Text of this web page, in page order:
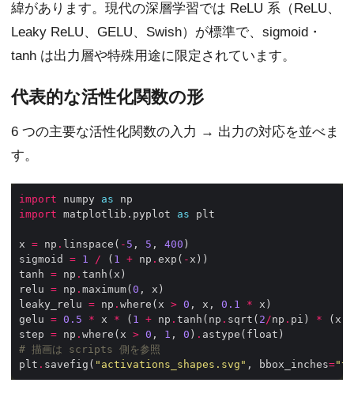
緯があります。現代の深層学習では ReLU 系（ReLU、
Leaky ReLU、GELU、Swish）が標準で、sigmoid・
tanh は出力層や特殊用途に限定されています。
代表的な活性化関数の形
6 つの主要な活性化関数の入力 → 出力の対応を並べま
す。
import numpy as
import matplotlib.pyplot as
x = np . linspace( - 5 , 5 , 400
sigmoid = 1 / ( 1 + np . exp( -
tanh = np .
relu = np . maximum( 0
leaky_relu = np . where(x > 0 , x, 0.1 *
gelu = 0.5 * x * ( 1 + np . tanh(np . sqrt( 2/np . pi) * (x
step = np . where(x > 0 , 1 , 0 ) .
# 描画は scripts 側を参照
plt . savefig( "activations_shapes.svg" , bbox_inches=